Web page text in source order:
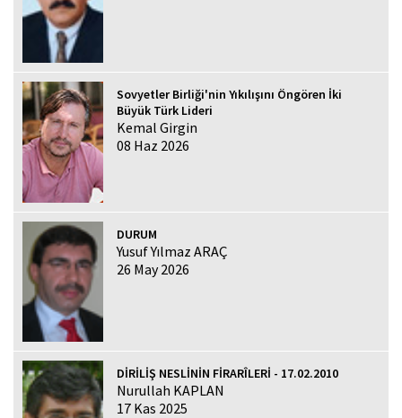
Sovyetler Birliği'nin Yıkılışını Öngören İki
Büyük Türk Lideri
Kemal Girgin
08 Haz 2026
DURUM
Yusuf Yılmaz ARAÇ
26 May 2026
DİRİLİŞ NESLİNİN FİRARÎLERİ - 17.02.2010
Nurullah KAPLAN
17 Kas 2025